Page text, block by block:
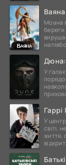
Ваяна
Моана
береги
Дюна:
У
Гаррі
У
світі,
життя,